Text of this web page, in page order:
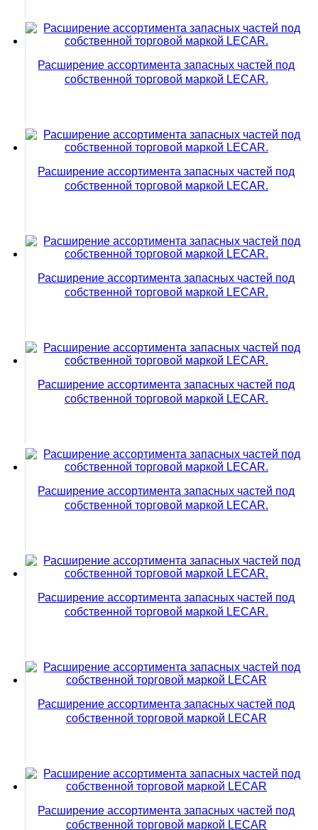
Расширение ассортимента запасных частей под
собственной торговой маркой LECAR.
Расширение ассортимента запасных частей под
собственной торговой маркой LECAR.
Расширение ассортимента запасных частей под
собственной торговой маркой LECAR.
Расширение ассортимента запасных частей под
собственной торговой маркой LECAR.
Расширение ассортимента запасных частей под
собственной торговой маркой LECAR.
Расширение ассортимента запасных частей под
собственной торговой маркой LECAR.
Расширение ассортимента запасных частей под
собственной торговой маркой LECAR
Расширение ассортимента запасных частей под
собственной торговой маркой LECAR